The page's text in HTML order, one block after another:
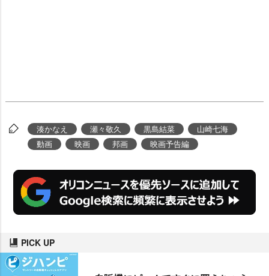
湊かなえ 瀬々敬久 黒島結菜
山崎七海
動画
映画 邦画 映画予告編
PICK UP